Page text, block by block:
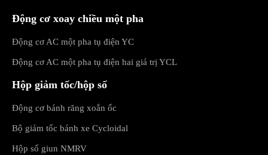
Động cơ xoay chiều một pha
Động cơ AC một pha tụ điện YC
Động cơ AC một pha tụ điện hai giá trị YCL
Hộp giảm tốc/hộp số
Động cơ bánh răng xoắn ốc
Bộ giảm tốc bánh xe Cycloidal
Hộp số giun NMRV